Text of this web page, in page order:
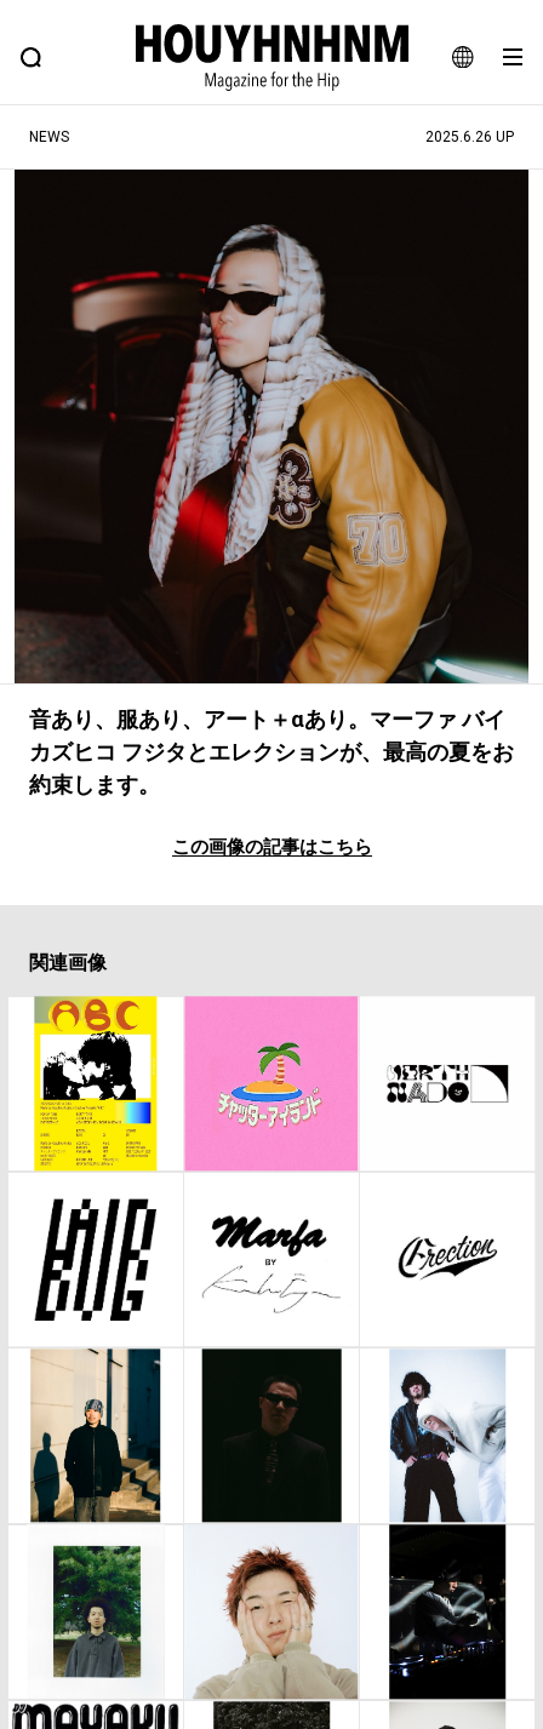
JA
EN
FEATURE BLOG SNAP
ヒップなファッション、カルチャー、ライフスタイルWEBマガジン
#SHOPPING ADDICT #憧れの逸品
#ESSENTIAL DESIGNS #古着サミット
#NEW VINTAGE #マイナーグッド図鑑
#路地裏てぃーん。 #MONTHLY JOURNAL
#GH 銘品の所以 #フイナムのYouTube
#Commune H #FOCUS IT #AH.H
#FASHION #MUSIC #MOVIE
#LIFESTYLE #SNEAKER #OUTDOOR
#HANDSOME HANDBOOK
NEWS 2025.6.26 UP
音あり、服あり、アート＋αあり。マーファ バイ
カズヒコ フジタとエレクションが、最高の夏をお
約束します。
この画像の記事はこちら
関連画像